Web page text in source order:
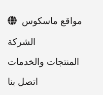
اتصل بنا
مواقع ماسكوس